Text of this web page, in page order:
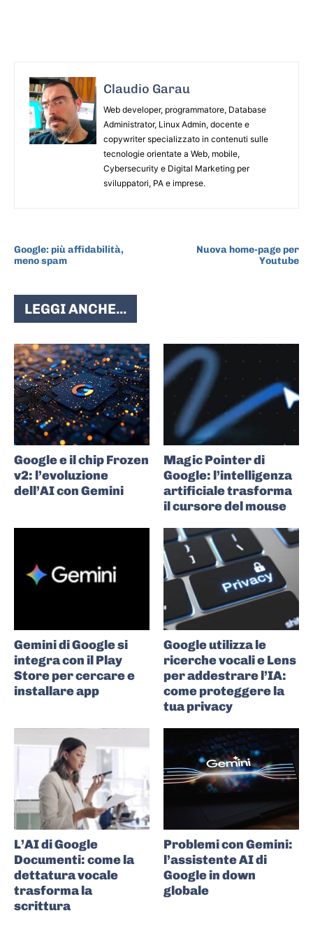
Claudio Garau
Web developer, programmatore, Database
Administrator, Linux Admin, docente e
copywriter specializzato in contenuti sulle
tecnologie orientate a Web, mobile,
Cybersecurity e Digital Marketing per
sviluppatori, PA e imprese.
Google: più affidabilità,
meno spam
Nuova home-page per
Youtube
LEGGI ANCHE...
Google e il chip Frozen
v2: l’evoluzione
dell’AI con Gemini
Magic Pointer di
Google: l’intelligenza
artificiale trasforma
il cursore del mouse
Gemini di Google si
integra con il Play
Store per cercare e
installare app
Google utilizza le
ricerche vocali e Lens
per addestrare l’IA:
come proteggere la
tua privacy
L’AI di Google
Documenti: come la
dettatura vocale
trasforma la
scrittura
Problemi con Gemini:
l’assistente AI di
Google in down
globale